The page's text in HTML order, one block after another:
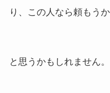
り、この人なら頼もうか
と思うかもしれません。